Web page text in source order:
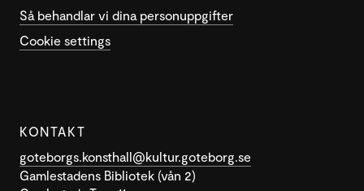
Så behandlar vi dina personuppgifter
Cookie settings
KONTAKT
goteborgs.konsthall@kultur.goteborg.se
Gamlestadens Bibliotek (vån 2)